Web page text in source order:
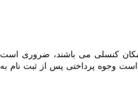
امکان کنسلی می باشند، ضروری است
است وجوه پرداختی پس از ثبت نام به